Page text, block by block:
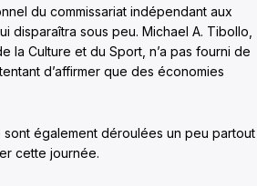
du commissariat indépendant aux
disparaîtra sous peu. Michael A. Tibollo,
la Culture et du Sport, n’a pas fourni de
d’affirmer que des économies
également déroulées un peu partout
cette journée.